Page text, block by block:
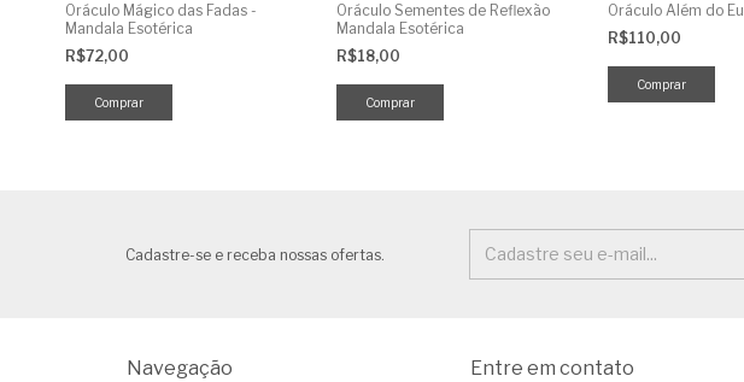
Oráculo Mágico das Fadas -
Mandala Esotérica
R$72,00
Oráculo Sementes de Reflexão
Mandala Esotérica
R$18,00
Oráculo Além do Eu
R$110,00
Cadastre-se e receba nossas ofertas.
Navegação Entre em contato